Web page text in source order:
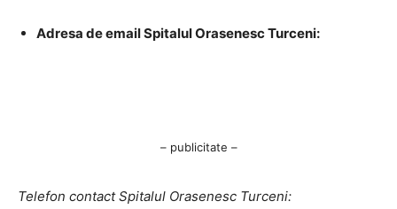
Adresa de email Spitalul Orasenesc Turceni:
– publicitate –
Telefon contact Spitalul Orasenesc Turceni: